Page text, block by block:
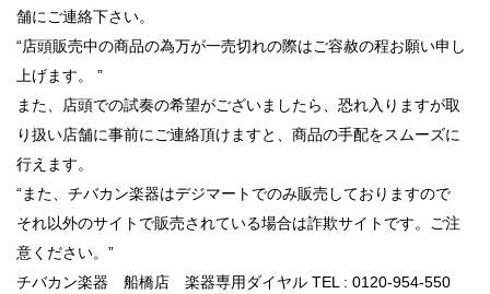
舗にご連絡下さい。
“店頭販売中の商品の為万が一売切れの際はご容赦の程お願い申し
上げます。 ”
また、店頭での試奏の希望がございましたら、恐れ入りますが取
り扱い店舗に事前にご連絡頂けますと、商品の手配をスムーズに
行えます。
“また、チバカン楽器はデジマートでのみ販売しておりますので
それ以外のサイトで販売されている場合は詐欺サイトです。ご注
意ください。”
チバカン楽器 船橋店 楽器専用ダイヤル TEL : 0120-954-550